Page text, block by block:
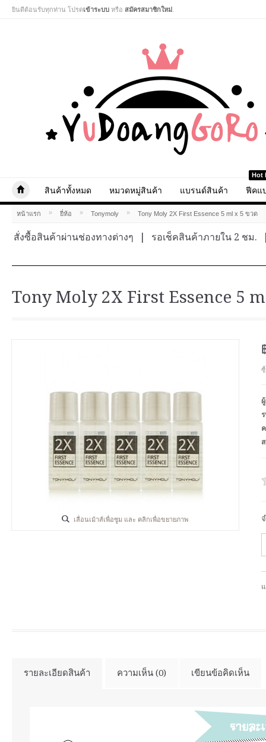
ยินดีต้อนรับทุกท่าน โปรดเข้าระบบ หรือ สมัครสมาชิกใหม่
สินค้าทั้งหมด หมวดหมู่สินค้า แบรนด์สินค้า
Hot
ฟีคแ
หน้าแรก » ยี่ห้อ » Tonymoly » Tony Moly 2X First Essence 5 ml x 5 ขวด
สั่งซื้อสินค้าผ่านช่องทางต่างๆ รอเช็คสินค้าภายใน 2 ชม.
Tony Moly 2X First Essence 5
เลื่อนเม้าส์เพื่อซูม และ คลิกเพื่อขยายภาพ
รายละเอียดสินค้า ความเห็น (0) เขียนข้อคิดเห็น